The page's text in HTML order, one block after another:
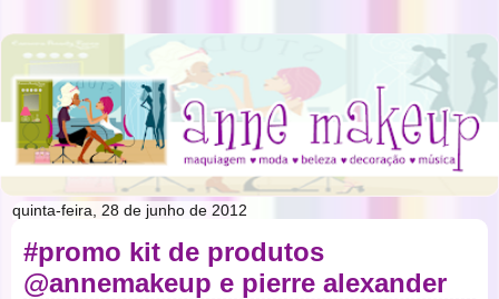
quinta-feira, 28 de junho de 2012
#promo kit de produtos
@annemakeup e pierre alexander